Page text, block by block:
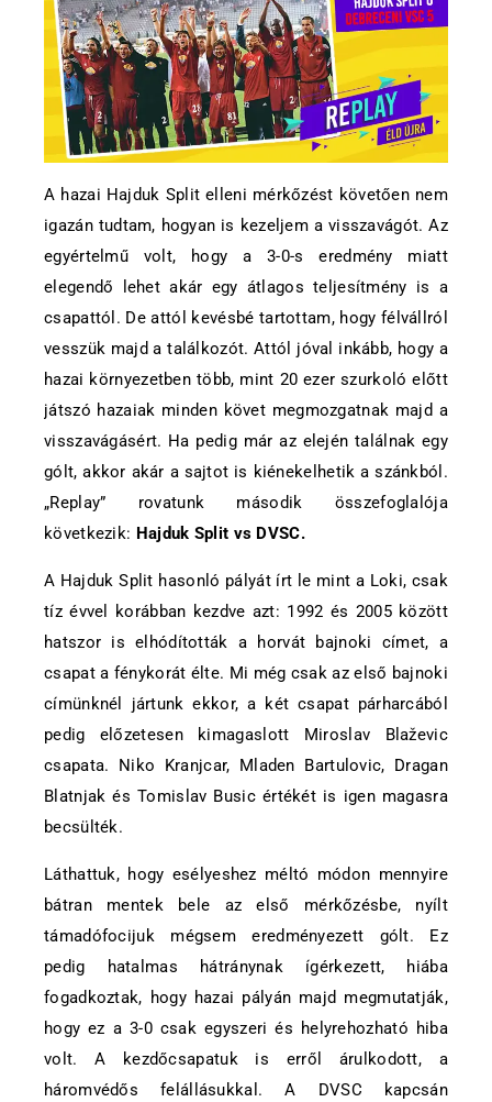
A hazai Hajduk Split elleni mérkőzést követően nem
igazán tudtam, hogyan is kezeljem a visszavágót. Az
egyértelmű volt, hogy a 3-0-s eredmény miatt
elegendő lehet akár egy átlagos teljesítmény is a
csapattól. De attól kevésbé tartottam, hogy félvállról
vesszük majd a találkozót. Attól jóval inkább, hogy a
hazai környezetben több, mint 20 ezer szurkoló előtt
játszó hazaiak minden követ megmozgatnak majd a
visszavágásért. Ha pedig már az elején találnak egy
gólt, akkor akár a sajtot is kiénekelhetik a szánkból.
„Replay” rovatunk második összefoglalója
következik: Hajduk Split vs DVSC.
A Hajduk Split hasonló pályát írt le mint a Loki, csak
tíz évvel korábban kezdve azt: 1992 és 2005 között
hatszor is elhódították a horvát bajnoki címet, a
csapat a fénykorát élte. Mi még csak az első bajnoki
címünknél jártunk ekkor, a két csapat párharcából
pedig előzetesen kimagaslott Miroslav Blaževic
csapata. Niko Kranjcar, Mladen Bartulovic, Dragan
Blatnjak és Tomislav Busic értékét is igen magasra
becsülték.
Láthattuk, hogy esélyeshez méltó módon mennyire
bátran mentek bele az első mérkőzésbe, nyílt
támadófocijuk mégsem eredményezett gólt. Ez
pedig hatalmas hátránynak ígérkezett, hiába
fogadkoztak, hogy hazai pályán majd megmutatják,
hogy ez a 3-0 csak egyszeri és helyrehozható hiba
volt. A kezdőcsapatuk is erről árulkodott, a
háromvédős felállásukkal. A DVSC kapcsán